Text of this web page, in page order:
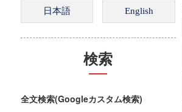
検索
全文検索(Googleカスタム検索)